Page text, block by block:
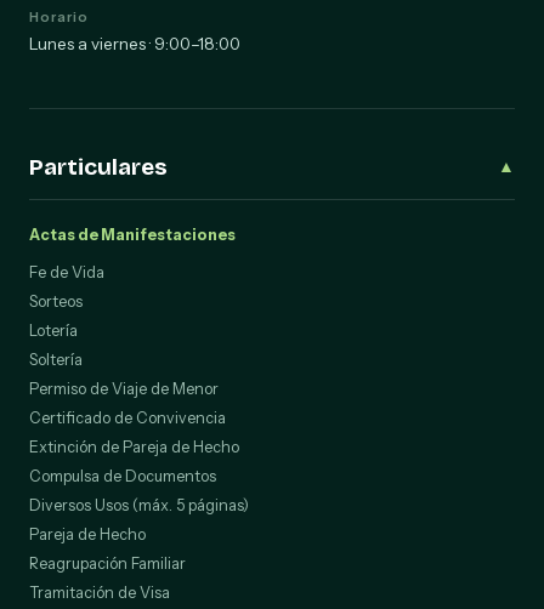
Horario
Lunes a viernes · 9:00–18:00
Particulares ▲
Actas de Manifestaciones
Fe de Vida
Sorteos
Lotería
Soltería
Permiso de Viaje de Menor
Certificado de Convivencia
Extinción de Pareja de Hecho
Compulsa de Documentos
Diversos Usos (máx. 5 páginas)
Pareja de Hecho
Reagrupación Familiar
Tramitación de Visa